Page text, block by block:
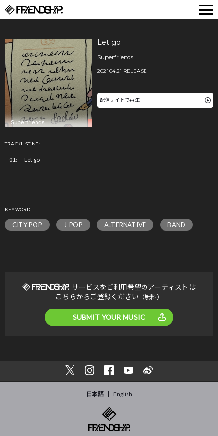
Let go
Superfriends
2021.04.21 RELEASE
配信サイトで再生
TRACKLISTING:
Let go
KEYWORD:
CITY POP J-POP ALTERNATIVE BAND
サービスをご利用希望のアーティストは
こちらからご登録ください （無料）
SUBMIT YOUR MUSIC
日本語 English